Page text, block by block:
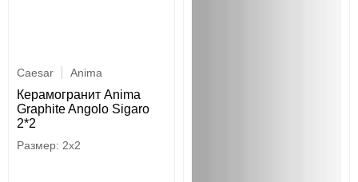
Caesar Anima
Керамогранит Anima
Graphite Angolo Sigaro
2*2
2x2